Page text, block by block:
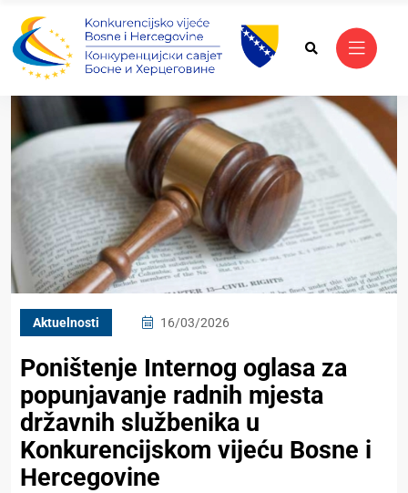
Aktuelnosti 16/03/2026
Poništenje Internog oglasa za
popunjavanje radnih mjesta
državnih službenika u
Konkurencijskom vijeću Bosne i
Hercegovine